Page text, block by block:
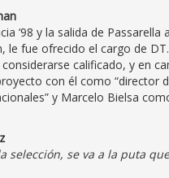
‘98 y la salida de Passarella
le fue ofrecido el cargo de
calificado, y en
con él como “director
y Marcelo Bielsa
selección, se va a la puta